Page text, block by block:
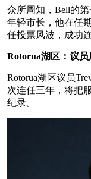
众所周知，Bell的
年轻市长，他在任
任投票风波，成功
Rotorua湖区：议
Rotorua湖区议员
次连任三年，将把
纪录。